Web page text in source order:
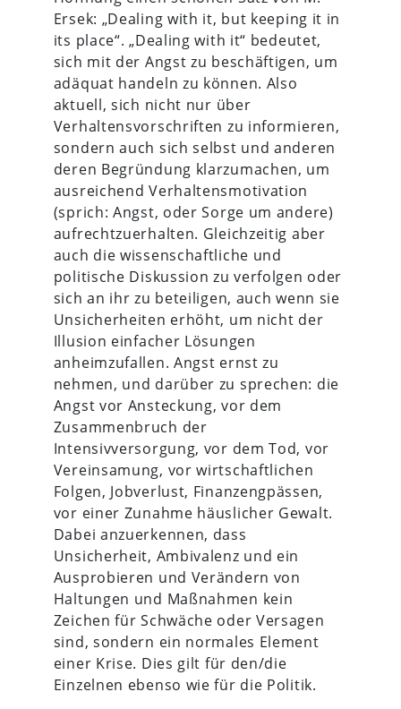
Ersek: „Dealing with it, but keeping it in
its place“. „Dealing with it“ bedeutet,
sich mit der Angst zu beschäftigen, um
adäquat handeln zu können. Also
aktuell, sich nicht nur über
Verhaltensvorschriften zu informieren,
sondern auch sich selbst und anderen
deren Begründung klarzumachen, um
ausreichend Verhaltensmotivation
(sprich: Angst, oder Sorge um andere)
aufrechtzuerhalten. Gleichzeitig aber
auch die wissenschaftliche und
politische Diskussion zu verfolgen oder
sich an ihr zu beteiligen, auch wenn sie
Unsicherheiten erhöht, um nicht der
Illusion einfacher Lösungen
anheimzufallen. Angst ernst zu
nehmen, und darüber zu sprechen: die
Angst vor Ansteckung, vor dem
Zusammenbruch der
Intensivversorgung, vor dem Tod, vor
Vereinsamung, vor wirtschaftlichen
Folgen, Jobverlust, Finanzengpässen,
vor einer Zunahme häuslicher Gewalt.
Dabei anzuerkennen, dass
Unsicherheit, Ambivalenz und ein
Ausprobieren und Verändern von
Haltungen und Maßnahmen kein
Zeichen für Schwäche oder Versagen
sind, sondern ein normales Element
einer Krise. Dies gilt für den/die
Einzelnen ebenso wie für die Politik.